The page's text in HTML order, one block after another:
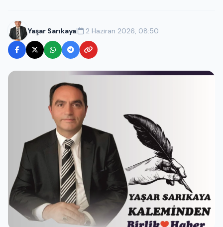
Yaşar Sarıkaya| 2 Haziran 2026, 08:50